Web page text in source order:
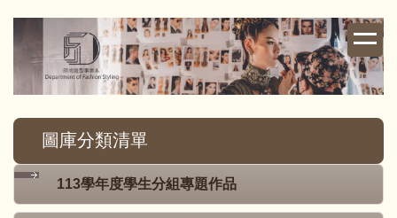
內
容
圖庫分類清單
113學年度學生分組專題作品